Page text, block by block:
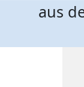
aus